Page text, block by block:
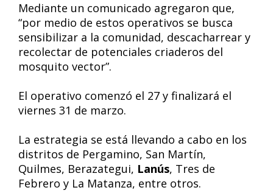
Mediante un comunicado agregaron que,
“por medio de estos operativos se busca
sensibilizar a la comunidad, descacharrear y
recolectar de potenciales criaderos del
mosquito vector”.
El operativo comenzó el 27 y finalizará el
viernes 31 de marzo.
La estrategia se está llevando a cabo en los
distritos de Pergamino, San Martín,
Quilmes, Berazategui, Lanús, Tres de
Febrero y La Matanza, entre otros.